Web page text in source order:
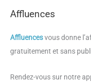
Affluences
Affluencesvous donne
gratuitement et sans
Rendez-vous sur notre